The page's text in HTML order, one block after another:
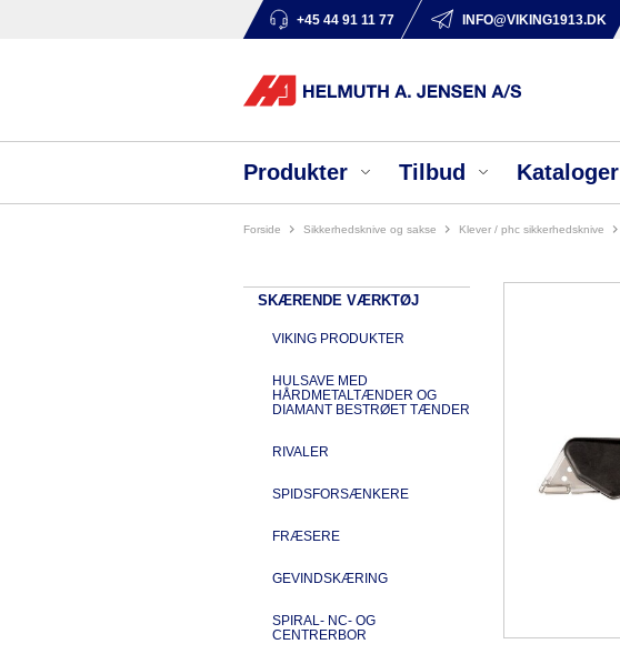
+45 44 91 11 77 INFO@VIKING1913.DK
Produkter Tilbud Kataloger
Forside sikkerhedsknive og sakse klever / phc sikkerhedsknive
SKÆRENDE VÆRKTØJ
VIKING PRODUKTER
HULSAVE MED
HÅRDMETALTÆNDER OG
DIAMANT BESTRØET TÆNDER
RIVALER
SPIDSFORSÆNKERE
FRÆSERE
GEVINDSKÆRING
SPIRAL- NC- OG
CENTRERBOR